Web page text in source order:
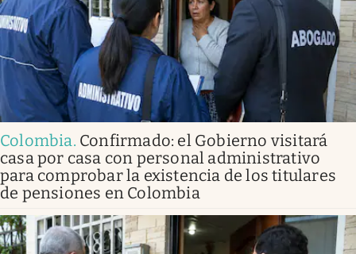
Colombia. Confirmado: el Gobierno visitará
casa por casa con personal administrativo
para comprobar la existencia de los titulares
de pensiones en Colombia